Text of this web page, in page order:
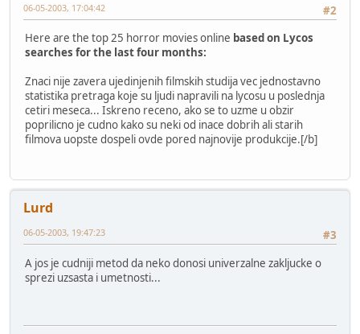
#2
06-05-2003, 17:04:42
Here are the top 25 horror movies online based on Lycos
searches for the last four months:
Znaci nije zavera ujedinjenih filmskih studija vec jednostavno
statistika pretraga koje su ljudi napravili na lycosu u poslednja
cetiri meseca... Iskreno receno, ako se to uzme u obzir
poprilicno je cudno kako su neki od inace dobrih ali starih
filmova uopste dospeli ovde pored najnovije produkcije.[/b]
Lurd
#3
06-05-2003, 19:47:23
A jos je cudniji metod da neko donosi univerzalne zakljucke o
sprezi uzsasta i umetnosti...